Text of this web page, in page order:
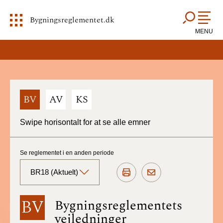
Bygningsreglementet.dk
MENU
BV AV KS
Swipe horisontalt for at se alle emner
BV Bygningsreglementets
vejledninger
Se reglementet i en anden periode
BR18 (Aktuelt)
BR18 (Aktuelt)